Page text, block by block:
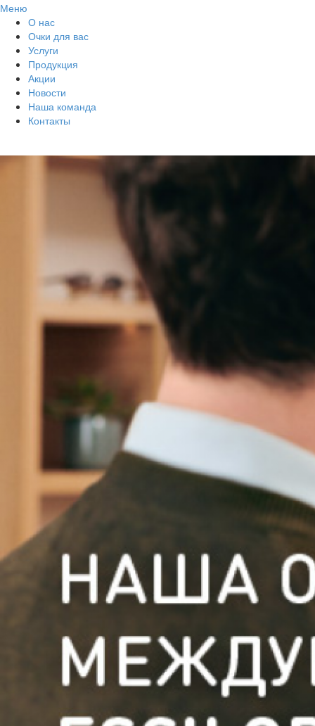
Меню
О нас
Очки для вас
Услуги
Продукция
Акции
Новости
Наша команда
Контакты